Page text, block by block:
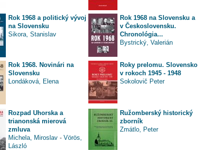
Rok 1968 a politický vývoj
na Slovensku
Sikora, Stanislav
Rok 1968 na Slovensku a
v Československu.
Chronológia...
Bystrický, Valerián
Rok 1968. Novinári na
Slovensku
Londáková, Elena
Roky prelomu. Slovensko
v rokoch 1945 - 1948
Sokolovič Peter
Rozpad Uhorska a
trianonská mierová
zmluva
Michela, Miroslav - Vörös,
László
Ružomberský historický
zborník
Zmátlo, Peter